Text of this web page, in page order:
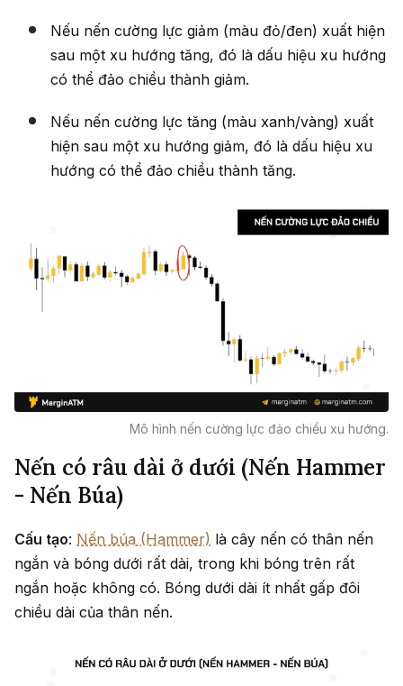
Nếu nến cường lực giảm (màu đỏ/đen) xuất hiện
sau một xu hướng tăng, đó là dấu hiệu xu hướng
có thể đảo chiều thành giảm.
Nếu nến cường lực tăng (màu xanh/vàng) xuất
hiện sau một xu hướng giảm, đó là dấu hiệu xu
hướng có thể đảo chiều thành tăng.
Mô hình nến cường lực đảo chiều xu hướng.
Nến có râu dài ở dưới (Nến Hammer
- Nến Búa)
Cấu tạo: Nến búa (Hammer) là cây nến có thân nến
ngắn và bóng dưới rất dài, trong khi bóng trên rất
ngắn hoặc không có. Bóng dưới dài ít nhất gấp đôi
chiều dài của thân nến.